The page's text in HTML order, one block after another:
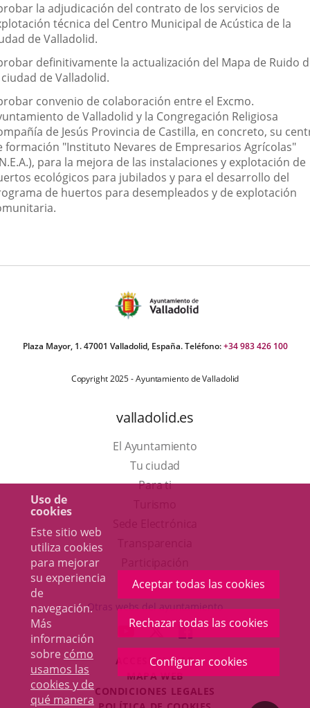
Uso de
cookies
Este sitio web
utiliza cookies
para mejorar
su experiencia
de
navegación.
Más
información
sobre cómo
usamos las
cookies y de
qué manera
Aceptar todas las cookies
Rechazar todas las cookies
Configurar cookies
la adjudicación del contrato de los servicios de
técnica del Centro Municipal de Acústica de la
de Valladolid.
definitivamente la actualización del Mapa de Ruido
de Valladolid.
convenio de colaboración entre el Excmo.
de Valladolid y la Congregación Religiosa
de Jesús Provincia de Castilla, en concreto, su
formación "Instituto Nevares de Empresarios Agrícolas"
para la mejora de las instalaciones y explotación de
ecológicos para jubilados y para el desarrollo del
de huertos para desempleados y de explotación
Plaza Mayor, 1. 47001 Valladolid, España. Teléfono:+34 983 426 100
Copyright 2025 - Ayuntamiento de Valladolid
valladolid.es
El Ayuntamiento
Tu ciudad
Para ti
en
una
ventana
nueva.
aplicación
externa.
Otras webs del ayuntamiento
ENLACE
A
UNA
APLICACIÓN
EXTERNA.
ENLACE
A
UNA
APLICACIÓN
EXTERNA.
ENLACE
A
UNA
EXTERNA.
ACCESIBILIDAD
MAPA WEB
CONDICIONES LEGALES